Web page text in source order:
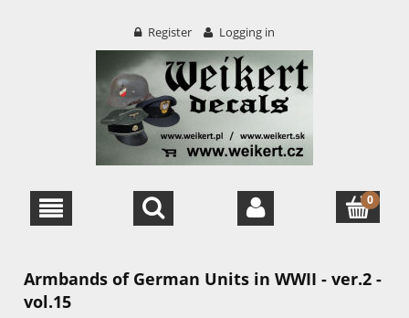
Register Logging in
Armbands of German Units in WWII - ver.2 -
vol.15